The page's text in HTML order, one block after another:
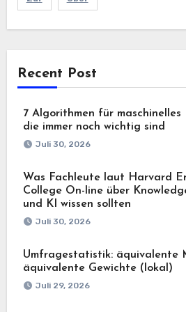
Recent Post
7 Algorithmen für maschinelles
die immer noch wichtig sind
Juli 30, 2026
Was Fachleute laut Harvard
College On-line über
und KI wissen sollten
Juli 30, 2026
Umfragestatistik: äquivalente
äquivalente Gewichte (lokal)
Juli 29, 2026